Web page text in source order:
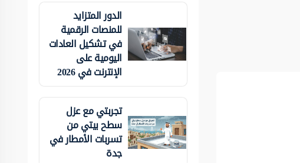
الدور المتزايد
للمنصات الرقمية
في تشكيل العادات
اليومية على
الإنترنت في 2026
تجربتي مع عزل
سطح بيتي من
تسربات الأمطار في
جدة